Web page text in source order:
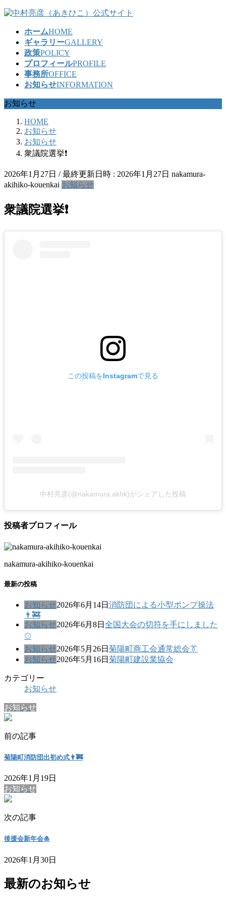
コ
ッ
プ
ナ
移
動
ホームHOME
ギャラリーGALLERY
政策POLICY
プロフィールPROFILE
事務所OFFICE
お知らせINFORMATION
お知らせ
HOME
お知らせ
お知らせ
衆議院選挙❗
2026年1月27日 / 最終更新日時 : 2026年1月27日 nakamura-
akihiko-kouenkai お知らせ
衆議院選挙❗
この投稿をInstagramで見る
中村亮彦(@nakamura.akhk)がシェアした投稿
投稿者プロフィール
nakamura-akihiko-kouenkai
最新の投稿
お知らせ2026年6月14日 消防団による小型ポンプ操法
👨‍🚒
お知らせ2026年6月8日 全国大会の切符を手にしました
⚾
お知らせ2026年5月26日 菊陽町商工会通常総会👔
お知らせ2026年5月16日 菊陽町建設業協会
カテゴリー
お知らせ
お知らせ
前の記事
菊陽町消防団出初め式👨‍🚒
2026年1月19日
お知らせ
次の記事
後援会新年会🎍
2026年1月30日
最新のお知らせ